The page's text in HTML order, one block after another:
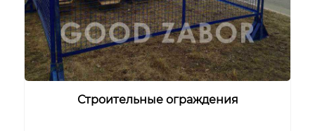
Строительные ограждения